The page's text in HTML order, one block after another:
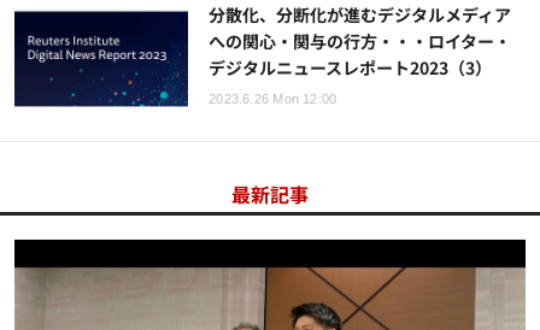
分散化、分断化が進むデジタルメディア
への関心・関与の行方・・・ロイター・
デジタルニュースレポート2023（3）
2023.6.26 Mon 12:00
最新記事